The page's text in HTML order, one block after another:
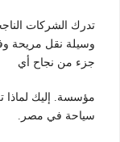
تدرك الشركات
وسيلة نقل مريحة
جزء من نجاح أي
مؤسسة. إليك
سياحة في مصر.